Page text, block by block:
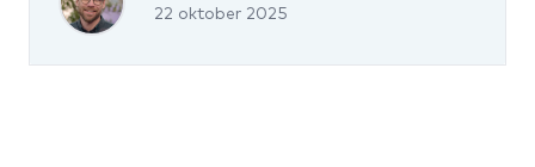
22 oktober 2025